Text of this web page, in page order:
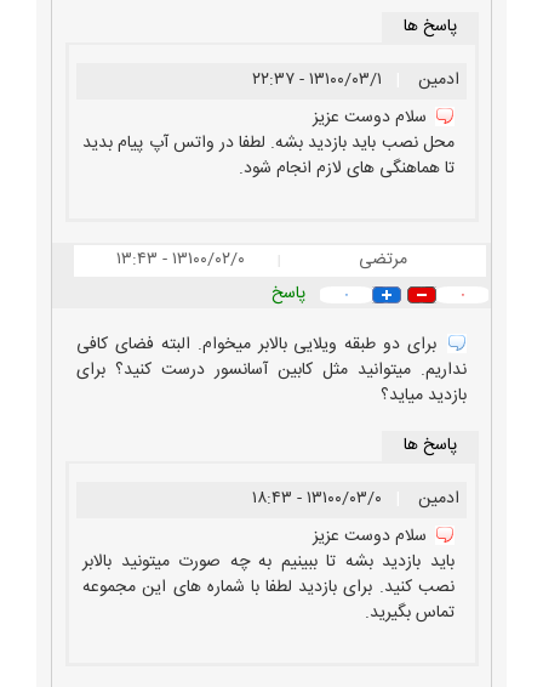
پاسخ ها
ادمین
۱۳۱۰۰/۰۳/۱ - ۲۲:۳۷
سلام دوست عزیز
محل نصب باید بازدید بشه. لطفا در واتس آپ پیام بدید
تا هماهنگی های لازم انجام شود.
مرتضی | ۱۳۱۰۰/۰۲/۰ - ۱۳:۴۳
۰ ۰
پاسخ
برای دو طبقه ویلایی بالابر میخوام. البته فضای کافی
نداریم. میتوانید مثل کابین آسانسور درست کنید؟ برای
بازدید میاید؟
پاسخ ها
ادمین
۱۳۱۰۰/۰۳/۰ - ۱۸:۴۳
سلام دوست عزیز
باید بازدید بشه تا ببینیم به چه صورت میتونید بالابر
نصب کنید. برای بازدید لطفا با شماره های این مجموعه
تماس بگیرید.